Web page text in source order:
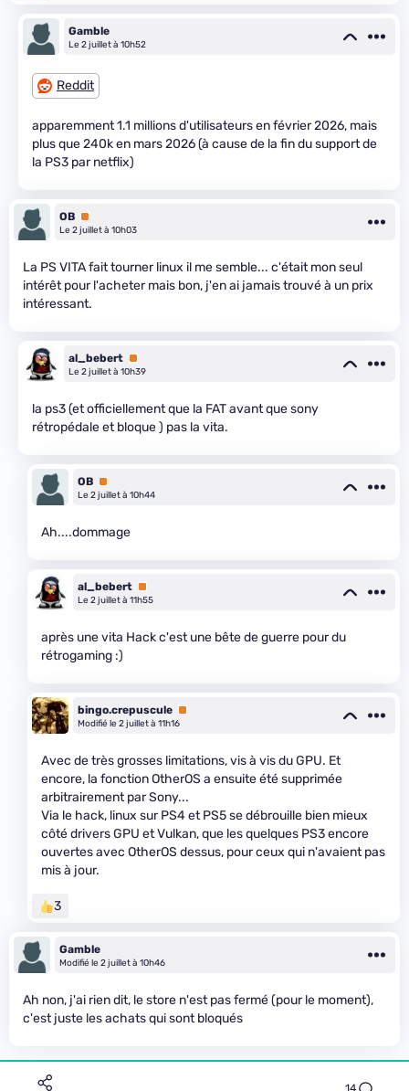
14
Gamble
Le 2 juillet à 10h52
Reddit
apparemment 1.1 millions d'utilisateurs en février 2026, mais
plus que 240k en mars 2026 (à cause de la fin du support de
la PS3 par netflix)
OB Premium
Le 2 juillet à 10h03
La PS VITA fait tourner linux il me semble... c'était mon seul
intérêt pour l'acheter mais bon, j'en ai jamais trouvé à un prix
intéressant.
al_bebert Premium
Le 2 juillet à 10h39
la ps3 (et officiellement que la FAT avant que sony
rétropédale et bloque ) pas la vita.
OB Premium
Le 2 juillet à 10h44
Ah....dommage
al_bebert Premium
Le 2 juillet à 11h55
après une vita Hack c'est une bête de guerre pour du
rétrogaming :)
bingo.crepuscule Premium
Modifié le 2 juillet à 11h16
Avec de très grosses limitations, vis à vis du GPU. Et
encore, la fonction OtherOS a ensuite été supprimée
arbitrairement par Sony...
Via le hack, linux sur PS4 et PS5 se débrouille bien mieux
côté drivers GPU et Vulkan, que les quelques PS3 encore
ouvertes avec OtherOS dessus, pour ceux qui n'avaient pas
mis à jour.
3
Gamble
Modifié le 2 juillet à 10h46
Ah non, j'ai rien dit, le store n'est pas fermé (pour le moment),
c'est juste les achats qui sont bloqués